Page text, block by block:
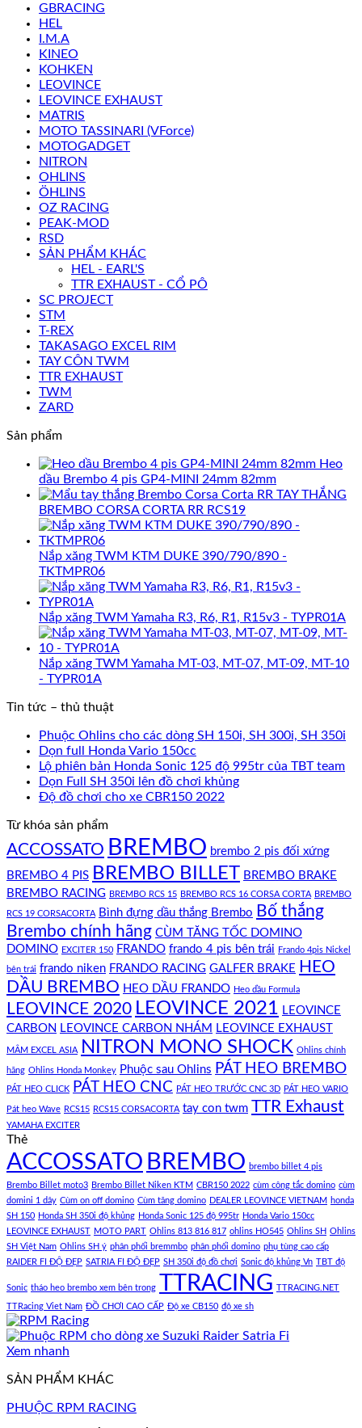
GBRACING
HEL
I.M.A
KINEO
KOHKEN
LEOVINCE
LEOVINCE EXHAUST
MATRIS
MOTO TASSINARI (VForce)
MOTOGADGET
NITRON
OHLINS
ÖHLINS
OZ RACING
PEAK-MOD
RSD
SẢN PHẨM KHÁC
HEL - EARL'S
TTR EXHAUST - CỔ PÔ
SC PROJECT
STM
T-REX
TAKASAGO EXCEL RIM
TAY CÔN TWM
TTR EXHAUST
TWM
ZARD
Sản phẩm
Heo
dầu Brembo 4 pis GP4-MINI 24mm 82mm
TAY THẮNG
BREMBO CORSA CORTA RR RCS19
Nắp xăng TWM KTM DUKE 390/790/890 -
TKTMPR06
Nắp xăng TWM Yamaha R3, R6, R1, R15v3 - TYPR01A
Nắp xăng TWM Yamaha MT-03, MT-07, MT-09, MT-10
- TYPR01A
Tin tức – thủ thuật
Phuộc Ohlins cho các dòng SH 150i, SH 300i, SH 350i
Dọn full Honda Vario 150cc
Lộ phiên bản Honda Sonic 125 độ 995tr của TBT team
Dọn Full SH 350i lên đồ chơi khủng
Độ đồ chơi cho xe CBR150 2022
Từ khóa sản phẩm
ACCOSSATO BREMBO brembo 2 pis đối xứng
BREMBO 4 PIS BREMBO BILLET BREMBO BRAKE
BREMBO RACING BREMBO RCS 15 BREMBO RCS 16 CORSA CORTA BREMBO
RCS 19 CORSACORTA Bình đựng dầu thắng Brembo Bố thắng
Brembo chính hãng CÙM TĂNG TỐC DOMINO
DOMINO EXCITER 150 FRANDO frando 4 pis bên trái Frando 4pis Nickel
bên trái frando niken FRANDO RACING GALFER BRAKE HEO
DẦU BREMBO HEO DẦU FRANDO Heo dầu Formula
LEOVINCE 2020 LEOVINCE 2021 LEOVINCE
CARBON LEOVINCE CARBON NHÁM LEOVINCE EXHAUST
MÂM EXCEL ASIA NITRON MONO SHOCK Ohlins chính
hãng Ohlins Honda Monkey Phuộc sau Ohlins PÁT HEO BREMBO
PÁT HEO CLICK PÁT HEO CNC PÁT HEO TRƯỚC CNC 3D PÁT HEO VARIO
Pát heo Wave RCS15 RCS15 CORSACORTA tay con twm TTR Exhaust
YAMAHA EXCITER
Thẻ
ACCOSSATO BREMBO brembo billet 4 pis
Brembo Billet moto3 Brembo Billet Niken KTM CBR150 2022 cùm công tắc domino cùm
domini 1 dây Cùm on off domino Cùm tăng domino DEALER LEOVINCE VIETNAM honda
SH 150 Honda SH 350i độ khủng Honda Sonic 125 độ 995tr Honda Vario 150cc
LEOVINCE EXHAUST MOTO PART Ohlins 813 816 817 ohlins HO545 Ohlins SH Ohlins
SH Việt Nam Ohlins SH ý phân phối bremmbo phân phối domino phụ tùng cao cấp
RAIDER FI ĐỘ ĐẸP SATRIA FI ĐỘ ĐẸP SH 350i độ đồ chơi Sonic độ khủng Vn TBT độ
Sonic tháo heo brembo xem bên trong TTRACING TTRACING.NET
TTRacing Viet Nam ĐỒ CHƠI CAO CẤP Độ xe CB150 độ xe sh
Xem nhanh
SẢN PHẨM KHÁC
PHUỘC RPM RACING